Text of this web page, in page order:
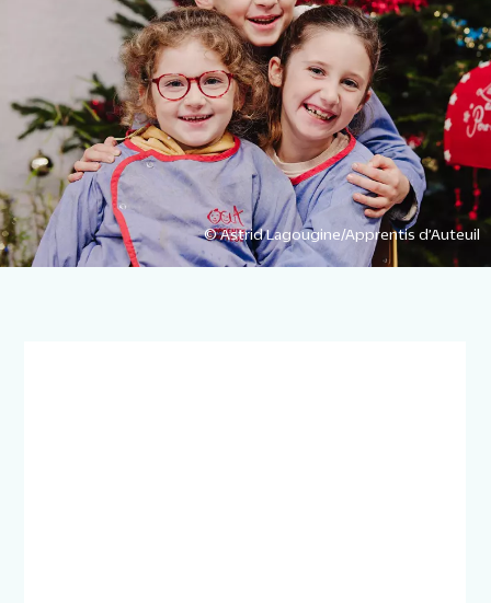
© Astrid Lagougine/Apprentis d’Auteuil